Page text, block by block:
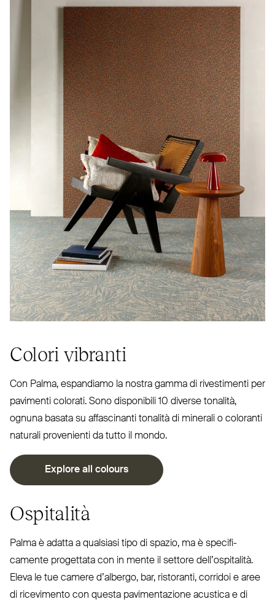
Colori vibranti
Con Palma, espandiamo la nostra gamma di rive­stimenti per
pavimenti colorati. Sono disponibili 10 diverse tonalità,
ognuna basata su affa­scinanti tonalità di minerali o coloranti
naturali pro­venienti da tutto il mondo.
Explore all colours
Ospitalità
Palma è adatta a qualsiasi tipo di spazio, ma è spe­ci­fi­
camente pro­gettata con in mente il settore del­l’o­spitalità.
Eleva le tue camere d’albergo, bar, ristoranti, corridoi e aree
di rice­vimento con questa pavi­men­tazione acustica e di